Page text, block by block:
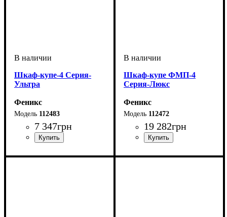
Шкаф-купе-4 Cерия-
Ультра
Феникс
112483
7 347грн
Шкаф-купе ФМП-4
Серия-Люкс
Феникс
112472
19 282грн